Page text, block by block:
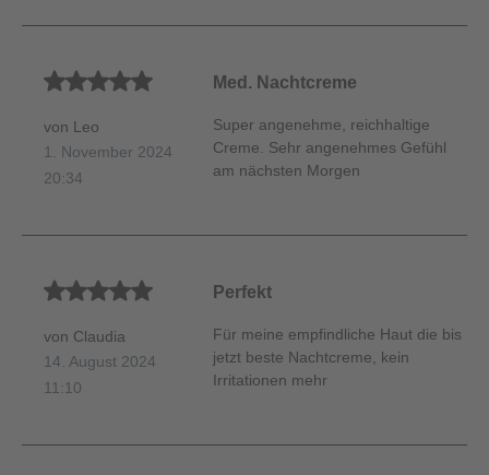
Durchschnittliche Bewertung von 5 von 5 Sternen
von Leo
1. November 2024
20:34
Med. Nachtcreme
Super angenehme, reichhaltige
Creme. Sehr angenehmes Gefühl
am nächsten Morgen
Durchschnittliche Bewertung von 5 von 5 Sternen
von Claudia
14. August 2024
11:10
Perfekt
Für meine empfindliche Haut die bis
jetzt beste Nachtcreme, kein
Irritationen mehr